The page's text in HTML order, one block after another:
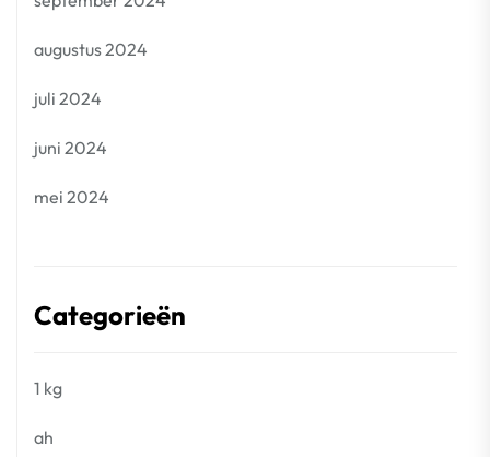
augustus 2024
juli 2024
juni 2024
mei 2024
Categorieën
1 kg
ah